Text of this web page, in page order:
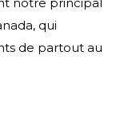
qui
de partout au